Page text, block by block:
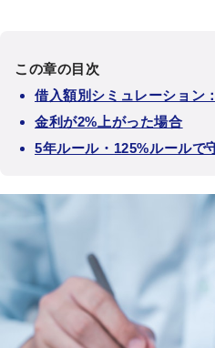
この章の目次
借入額別シミュレーション
金利が2%上がった場合
5年ルール・125%ルールで